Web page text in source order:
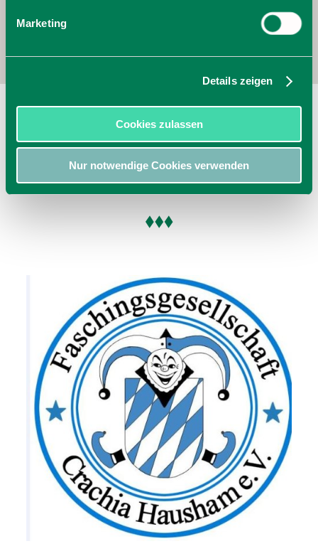
Marketing
Details zeigen
Cookies zulassen
Nur notwendige Cookies verwenden
Bahnhof
83734 Hausham
jetzt Route planen